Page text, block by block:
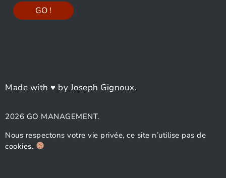
Made with ♥ by Joseph Gignoux.
2026 GO MANAGEMENT.
Nous respectons votre vie privée, ce site n’utilise pas de
cookies.